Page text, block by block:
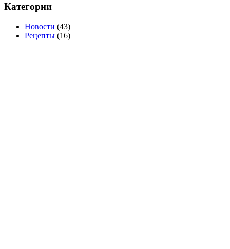
Категории
Новости (43)
Рецепты (16)